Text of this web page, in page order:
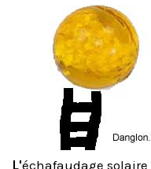
L'échafaudage